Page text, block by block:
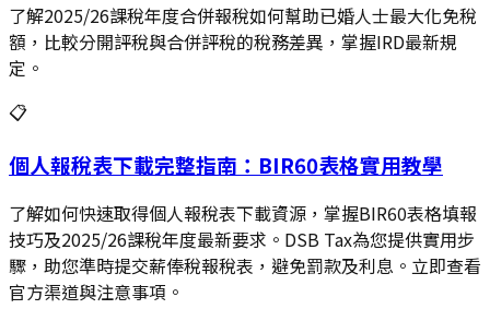
了解2025/26課稅年度合併報稅如何幫助已婚人士最大化免稅
額，比較分開評稅與合併評稅的稅務差異，掌握IRD最新規
定。
📋
個人報稅表下載完整指南：BIR60表格實用教學
了解如何快速取得個人報稅表下載資源，掌握BIR60表格填報
技巧及2025/26課稅年度最新要求。DSB Tax為您提供實用步
驟，助您準時提交薪俸稅報稅表，避免罰款及利息。立即查看
官方渠道與注意事項。